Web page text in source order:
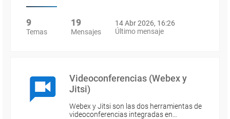
9
Temas
19
Mensajes
14 Abr 2026, 16:26
Último mensaje
Videoconferencias (Webex y
Jitsi)
Webex y Jitsi son las dos herramientas de
videoconferencias integradas en…